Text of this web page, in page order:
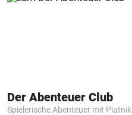
Der Abenteuer Club
Spielerische Abenteuer mit Piatnik